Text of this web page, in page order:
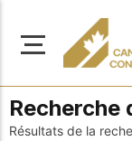
Recherche
Résultats de la